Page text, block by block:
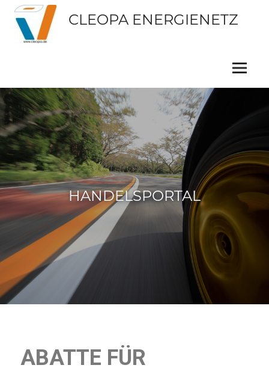
CLEOPA ENERGIENETZ
HANDELSPORTAL
ABATTE FÜR